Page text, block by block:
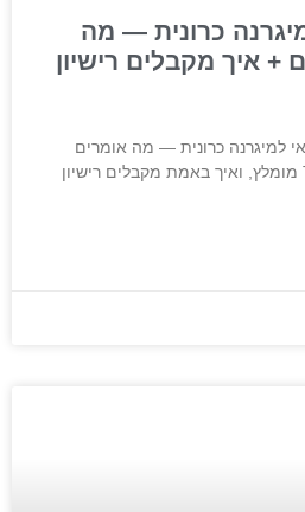
כרונית — מה
+ איך מקבלים רישיון
רפואי למיגרנה כרונית — מה אומרים
המחקרים, יחס THC:CBD מומלץ, ואיך באמת מקבלים רישיון